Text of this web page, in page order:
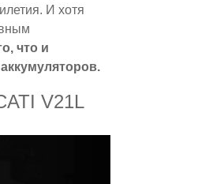
И хотя
что и
V21L